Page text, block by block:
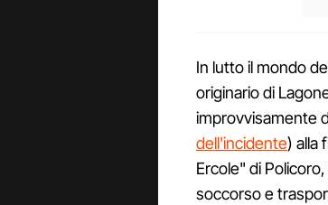
In lutto il mondo
originario di
improvvisamente
dell'incidente) alla
Ercole" di
soccorso e